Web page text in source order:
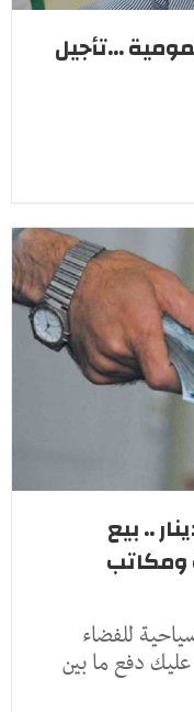
...تأجيل
وألف دينار .. بيع
ومكاتب
للفضاء
دفع ما بين